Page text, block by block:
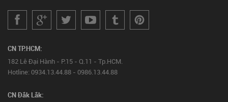
CN TP.HCM:
182 Lê Đại Hành - P.15 - Q.11 - Tp.HCM.
Hotline: 0934.13.44.88 - 0986.13.44.88
CN Đắk Lắk: